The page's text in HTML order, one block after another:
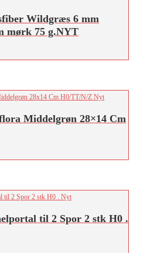
Wildgræs 6 mm
mørk 75 g.NYT
Middelgrøn 28×14 Cm
til 2 Spor 2 stk H0 .